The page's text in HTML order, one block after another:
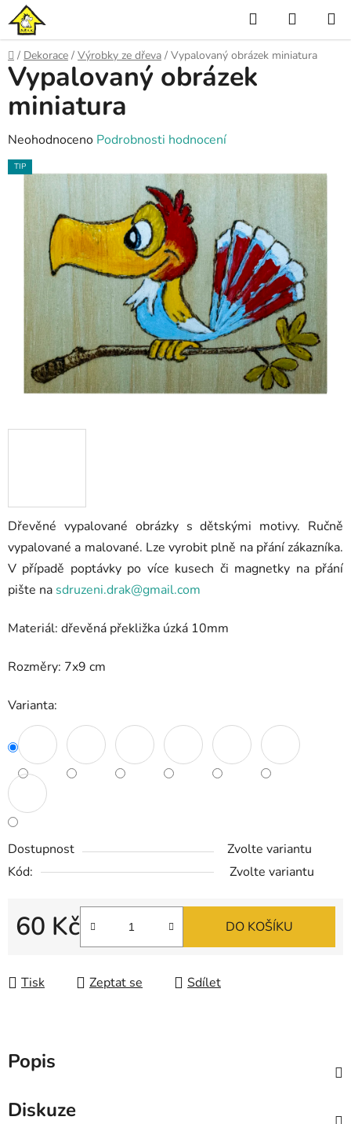
Přejít
na
obsah
Hledat
KOŠÍK
Domů
/ Dekorace / Výrobky ze dřeva / Vypalovaný obrázek miniatura
Dřevěné vypalované obrázky s dětskými motivy. Ručně
vypalované a malované. Lze vyrobit plně na přání zákazníka.
V případě poptávky po více kusech či magnetky na přání
pište na sdruzeni.drak@gmail.com
Materiál: dřevěná překližka úzká 10mm
Rozměry: 7x9 cm
Varianta:
Dostupnost
Zvolte variantu
Kód:
Zvolte variantu
60 Kč
Měrná cena:
DO KOŠÍKU
Tisk Zeptat se Sdílet
Vypalovaný obrázek
miniatura
Průměrné
hodnocení
produktu
hvězdiček.
Neohodnoceno Podrobnosti hodnocení
TIP
Popis
Diskuze